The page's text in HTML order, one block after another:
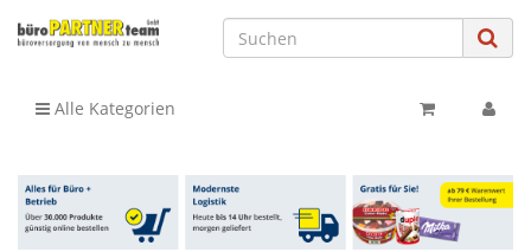
Alle Kategorien